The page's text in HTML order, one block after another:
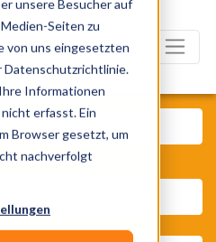
unsere Besucher auf
Seiten zu
von uns eingesetzten
Datenschutzrichtlinie.
Informationen
erfasst. Ein
Browser gesetzt, um
nachverfolgt
Was? Künstler, Zelte, Bands,